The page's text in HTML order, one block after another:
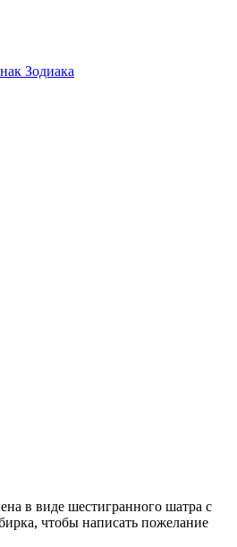
в виде шестигранного шатра с
чтобы написать пожелание